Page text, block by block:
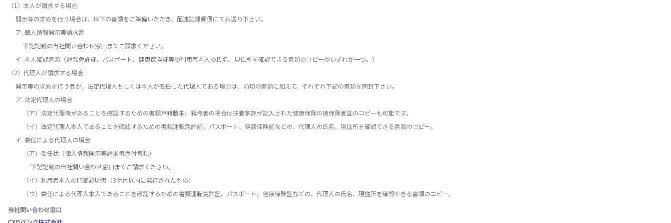
（1）本人が請求する場合
開示等の求めを行う場合は、以下の書類をご準備いただき、配達記録郵便にてお送り下さい。
ア. 個人情報開示等請求書
下記記載の当社問い合わせ窓口までご請求ください。
イ. 本人確認書類（運転免許証、パスポート、健康保険証等の利用者本人の氏名、現住所を確認できる書類のコピーのいずれか一つ。）
（2）代理人が請求する場合
開示等の求めを行う者が、法定代理人もしくは本人が委任した代理人である場合は、前項の書類に加えて、それぞれ下記の書類を同封下さい。
ア. 法定代理人の場合
（ア）法定代理権があることを確認するための書類戸籍謄本、親権者の場合は扶養家族が記入された健康保険の被保険者証のコピーも可能です。
（イ）法定代理人本人であることを確認するための書類運転免許証、パスポート、健康保険証などの、代理人の氏名、現住所を確認できる書類のコピー。
イ. 委任による代理人の場合
（ア）委任状（個人情報開示等請求書添付書類）
下記記載の当社問い合わせ窓口までご請求ください。
（イ）利用者本人の印鑑証明書（3ケ月以内に発行されたもの）
（ウ）委任による代理人本人であることを確認するための書類運転免許証、パスポート、健康保険証などの、代理人の氏名、現住所を確認できる書類のコピー。
当社問い合わせ窓口